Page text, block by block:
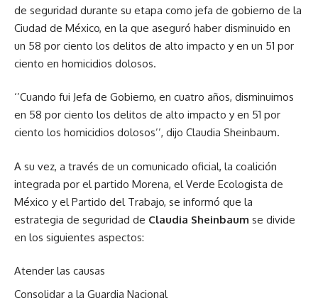
de seguridad durante su etapa como jefa de gobierno de la
Ciudad de México, en la que aseguró haber disminuido en
un 58 por ciento los delitos de alto impacto y en un 51 por
ciento en homicidios dolosos.
‘’Cuando fui Jefa de Gobierno, en cuatro años, disminuimos
en 58 por ciento los delitos de alto impacto y en 51 por
ciento los homicidios dolosos’’, dijo Claudia Sheinbaum.
A su vez, a través de un comunicado oficial, la coalición
integrada por el partido Morena, el Verde Ecologista de
México y el Partido del Trabajo, se informó que la
estrategia de seguridad de Claudia Sheinbaum se divide
en los siguientes aspectos:
Atender las causas
Consolidar a la Guardia Nacional